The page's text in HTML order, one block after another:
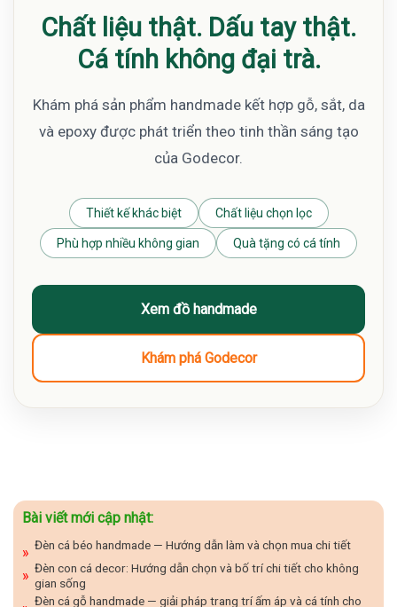
Chất liệu thật. Dấu tay thật.
Cá tính không đại trà.
Khám phá sản phẩm handmade kết hợp gỗ, sắt, da
và epoxy được phát triển theo tinh thần sáng tạo
của Godecor.
Thiết kế khác biệt Chất liệu chọn lọc
Phù hợp nhiều không gian Quà tặng có cá tính
Xem đồ handmade
Khám phá Godecor
Bài viết mới cập nhật:
Đèn cá béo handmade — Hướng dẫn làm và chọn mua chi tiết
Đèn con cá decor: Hướng dẫn chọn và bố trí chi tiết cho không
gian sống
Đèn cá gỗ handmade — giải pháp trang trí ấm áp và cá tính cho